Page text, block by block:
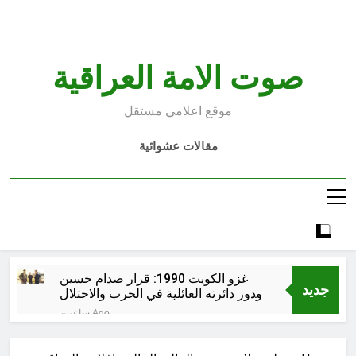
صوت الامة العراقية
موقع اعلامي مستقل
مقالات عشوائية
جديد
غزو الكويت 1990: قرار صدام حسين
ودور دائرته العائلية في الحرب والاحتلال
وعمليات النهب
ساعتين Ago